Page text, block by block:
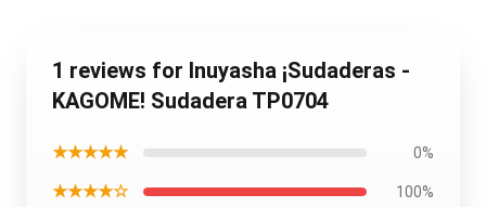
1 reviews for Inuyasha ¡Sudaderas -
KAGOME! Sudadera TP0704
★★★★★ 0%
★★★★☆ 100%